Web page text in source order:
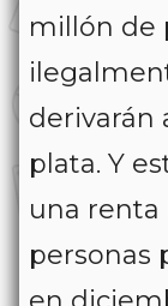
millón de
derivarán
plata. Y
una renta
personas